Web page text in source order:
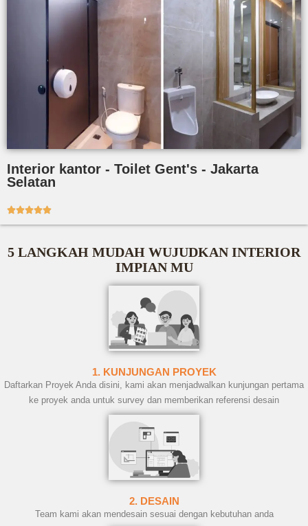
Interior kantor - Toilet Gent's - Jakarta
Selatan

5 LANGKAH MUDAH WUJUDKAN INTERIOR
IMPIAN MU
1. KUNJUNGAN PROYEK
Daftarkan Proyek Anda disini, kami akan menjadwalkan kunjungan pertama
ke proyek anda untuk survey dan memberikan referensi desain
2. DESAIN
Team kami akan mendesain sesuai dengan kebutuhan anda